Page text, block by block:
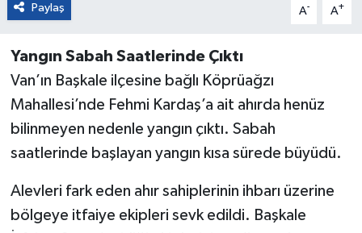
Paylaş A- A+
Yangın Sabah Saatlerinde Çıktı
Van’ın Başkale ilçesine bağlı Köprüağzı
Mahallesi’nde Fehmi Kardaş’a ait ahırda henüz
bilinmeyen nedenle yangın çıktı. Sabah
saatlerinde başlayan yangın kısa sürede büyüdü.
Alevleri fark eden ahır sahiplerinin ihbarı üzerine
bölgeye itfaiye ekipleri sevk edildi. Başkale